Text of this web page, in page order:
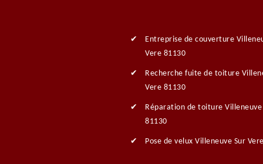
Entreprise de couverture
Vere 81130
Recherche fuite de toiture
Vere 81130
Réparation de toiture Villeneuve
81130
Pose de velux Villeneuve Sur